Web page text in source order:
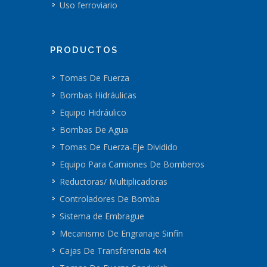
Uso ferroviario
PRODUCTOS
Tomas De Fuerza
Bombas Hidráulicas
Equipo Hidráulico
Bombas De Agua
Tomas De Fuerza-Eje Dividido
Equipo Para Camiones De Bomberos
Reductoras/ Multiplicadoras
Controladores De Bomba
Sistema de Embrague
Mecanismo De Engranaje Sinfín
Cajas De Transferencia 4x4